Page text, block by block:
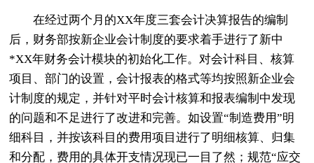
在经过两个月的XX年度三套会计决算报告的编制
后，财务部按新企业会计制度的要求着手进行了新中
*XX年财务会计模块的初始化工作。对会计科目、核算
项目、部门的设置，会计报表的格式等均按照新企业会
计制度的规定，并针对平时会计核算和报表编制中发现
的问题和不足进行了改进和完善。如设置“制造费用”明
细科目，并按该科目的费用项目进行了明细核算、归集
和分配，费用的具体开支情况现已一目了然；规范“应交